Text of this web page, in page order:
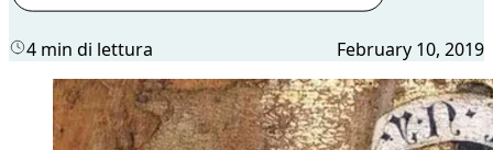
4 min di lettura February 10, 2019